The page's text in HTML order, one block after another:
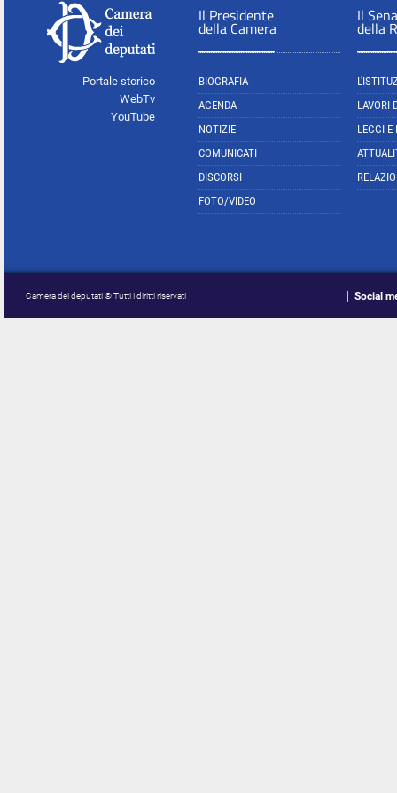
Portale storico
WebTv
YouTube
Il Presidente
della Camera
BIOGRAFIA
AGENDA
NOTIZIE
COMUNICATI
DISCORSI
FOTO/VIDEO
Il
della
LAVORI
LEGGI E
Camera dei deputati © Tutti i diritti riservati Social